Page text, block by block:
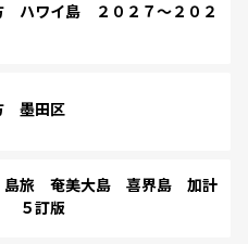
ハワイ島 ２０２７～２０２
墨田区
島旅 奄美大島 喜界島 加計
５訂版